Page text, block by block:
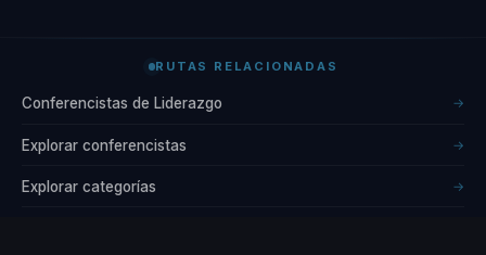
RUTAS RELACIONADAS
Conferencistas de Liderazgo →
Explorar conferencistas →
Explorar categorías →